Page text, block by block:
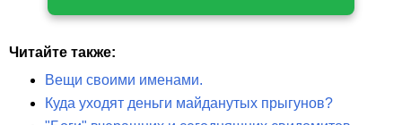
Читайте также:
Вещи своими именами.
Куда уходят деньги майданутых прыгунов?